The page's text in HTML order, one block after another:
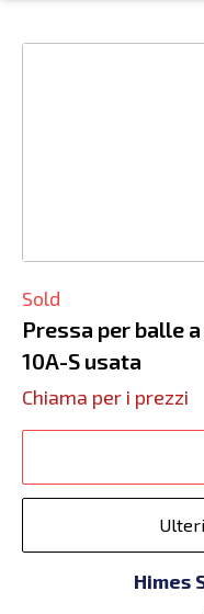
Sold
Pressa per balle
10A-S usata
Chiama per i prezzi
Himes